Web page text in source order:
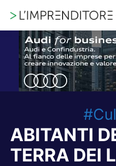
ABITANTI
TERRA DEI